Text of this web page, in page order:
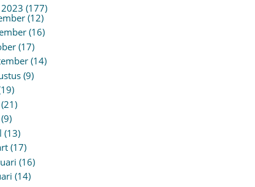
2023 (177)
(12)
(16)
(17)
(14)
(9)
(13)
(17)
(16)
(14)